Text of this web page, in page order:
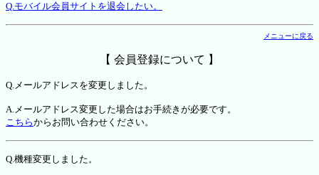
Q.モバイル会員サイトを退会したい。
メニューに戻る
【 会員登録について 】
Q.メールアドレスを変更しました。
A.メールアドレス変更した場合はお手続きが必要です。
こちらからお問い合わせください。
Q.機種変更しました。